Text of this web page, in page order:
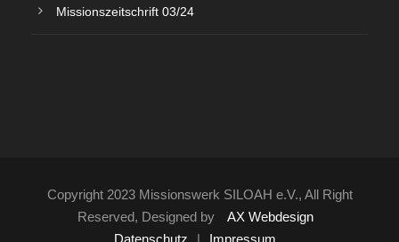
Missionszeitschrift 03/24
Copyright 2023 Missionswerk SILOAH e.V., All Right
Reserved, Designed by
AX Webdesign
Datenschutz
| Impressum